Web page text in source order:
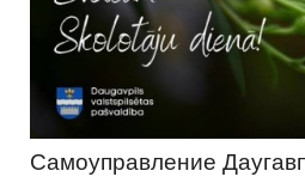
Самоуправление